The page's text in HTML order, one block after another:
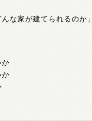
な家が建てられるのか
か
か